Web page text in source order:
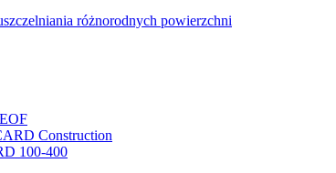
różnorodnych powierzchni
Construction
100-400